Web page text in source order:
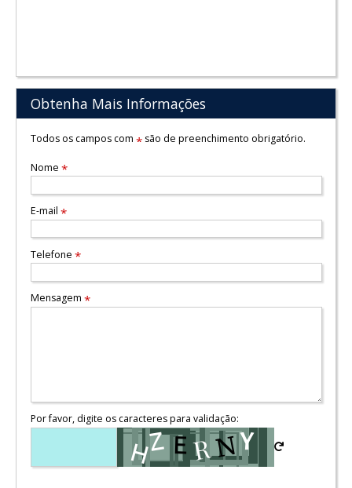
Obtenha Mais Informações
Todos os campos com *são de preenchimento obrigatório.
Nome *
E-mail *
Telefone *
Mensagem *
Por favor, digite os caracteres para validação: